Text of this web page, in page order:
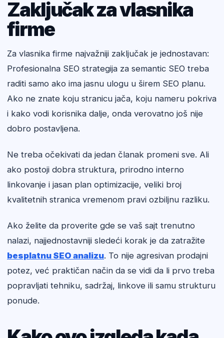
Zaključak za vlasnika
firme
Za vlasnika firme najvažniji zaključak je jednostavan:
Profesionalna SEO strategija za semantic SEO treba
raditi samo ako ima jasnu ulogu u širem SEO planu.
Ako ne znate koju stranicu jača, koju nameru pokriva
i kako vodi korisnika dalje, onda verovatno još nije
dobro postavljena.
Ne treba očekivati da jedan članak promeni sve. Ali
ako postoji dobra struktura, prirodno interno
linkovanje i jasan plan optimizacije, veliki broj
kvalitetnih stranica vremenom pravi ozbiljnu razliku.
Ako želite da proverite gde se vaš sajt trenutno
nalazi, najjednostavniji sledeći korak je da zatražite
besplatnu SEO analizu. To nije agresivan prodajni
potez, već praktičan način da se vidi da li prvo treba
popravljati tehniku, sadržaj, linkove ili samu strukturu
ponude.